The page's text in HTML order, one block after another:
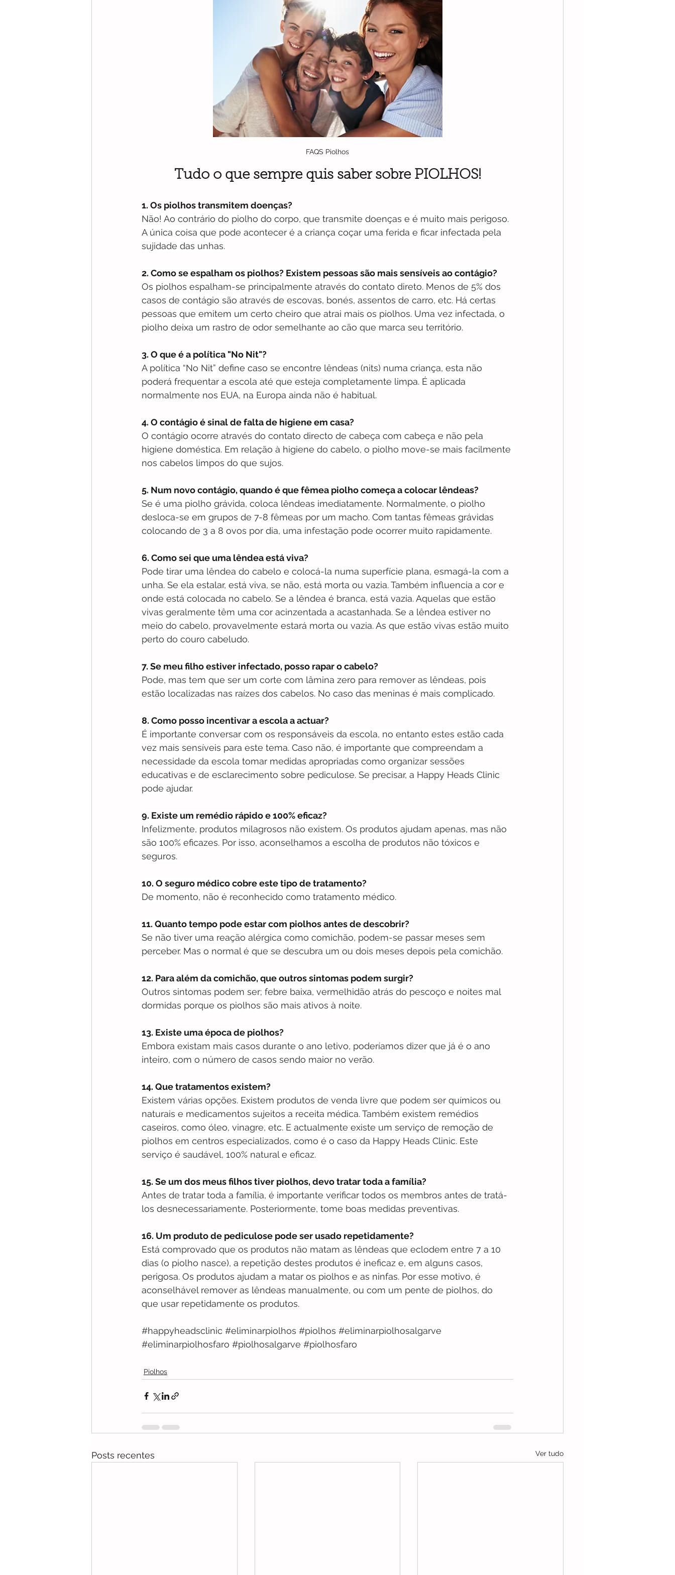
FAQS Piolhos
Tudo o que sempre quis saber sobre PIOLHOS!
1. Os piolhos transmitem doenças?
Não! Ao contrário do piolho do corpo, que transmite doenças e é muito mais perigoso.
A única coisa que pode acontecer é a criança coçar uma ferida e ficar infectada pela
sujidade das unhas.
2. Como se espalham os piolhos? Existem pessoas são mais sensíveis ao contágio?
Os piolhos espalham-se principalmente através do contato direto. Menos de 5% dos
casos de contágio são através de escovas, bonés, assentos de carro, etc. Há certas
pessoas que emitem um certo cheiro que atrai mais os piolhos. Uma vez infectada, o
piolho deixa um rastro de odor semelhante ao cão que marca seu território.
3. O que é a política "No Nit"?
A política “No Nit” define caso se encontre lêndeas (nits) numa criança, esta não
poderá frequentar a escola até que esteja completamente limpa. É aplicada
normalmente nos EUA, na Europa ainda não é habitual.
4. O contágio é sinal de falta de higiene em casa?
O contágio ocorre através do contato directo de cabeça com cabeça e não pela
higiene doméstica. Em relação à higiene do cabelo, o piolho move-se mais facilmente
nos cabelos limpos do que sujos.
5. Num novo contágio, quando é que fêmea piolho começa a colocar lêndeas?
Se é uma piolho grávida, coloca lêndeas imediatamente. Normalmente, o piolho
desloca-se em grupos de 7-8 fêmeas por um macho. Com tantas fêmeas grávidas
colocando de 3 a 8 ovos por dia, uma infestação pode ocorrer muito rapidamente.
6. Como sei que uma lêndea está viva?
Pode tirar uma lêndea do cabelo e colocá-la numa superfície plana, esmagá-la com a
unha. Se ela estalar, está viva, se não, está morta ou vazia. Também influencia a cor e
onde está colocada no cabelo. Se a lêndea é branca, está vazia. Aquelas que estão
vivas geralmente têm uma cor acinzentada a acastanhada. Se a lêndea estiver no
meio do cabelo, provavelmente estará morta ou vazia. As que estão vivas estão muito
perto do couro cabeludo.
7. Se meu filho estiver infectado, posso rapar o cabelo?
Pode, mas tem que ser um corte com lâmina zero para remover as lêndeas, pois
estão localizadas nas raízes dos cabelos. No caso das meninas é mais complicado.
8. Como posso incentivar a escola a actuar?
É importante conversar com os responsáveis da escola, no entanto estes estão cada
vez mais sensíveis para este tema. Caso não, é importante que compreendam a
necessidade da escola tomar medidas apropriadas como organizar sessões
educativas e de esclarecimento sobre pediculose. Se precisar, a Happy Heads Clinic
pode ajudar.
9. Existe um remédio rápido e 100% eficaz?
Infelizmente, produtos milagrosos não existem. Os produtos ajudam apenas, mas não
são 100% eficazes. Por isso, aconselhamos a escolha de produtos não tóxicos e
seguros.
10. O seguro médico cobre este tipo de tratamento?
De momento, não é reconhecido como tratamento médico.
11. Quanto tempo pode estar com piolhos antes de descobrir?
Se não tiver uma reação alérgica como comichão, podem-se passar meses sem
perceber. Mas o normal é que se descubra um ou dois meses depois pela comichão.
12. Para além da comichão, que outros sintomas podem surgir?
Outros sintomas podem ser; febre baixa, vermelhidão atrás do pescoço e noites mal
dormidas porque os piolhos são mais ativos à noite.
13. Existe uma época de piolhos?
Embora existam mais casos durante o ano letivo, poderíamos dizer que já é o ano
inteiro, com o número de casos sendo maior no verão.
14. Que tratamentos existem?
Existem várias opções. Existem produtos de venda livre que podem ser químicos ou
naturais e medicamentos sujeitos a receita médica. Também existem remédios
caseiros, como óleo, vinagre, etc. E actualmente existe um serviço de remoção de
piolhos em centros especializados, como é o caso da Happy Heads Clinic. Este
serviço é saudável, 100% natural e eficaz.
15. Se um dos meus filhos tiver piolhos, devo tratar toda a família?
Antes de tratar toda a família, é importante verificar todos os membros antes de tratá-
los desnecessariamente. Posteriormente, tome boas medidas preventivas.
16. Um produto de pediculose pode ser usado repetidamente?
Está comprovado que os produtos não matam as lêndeas que eclodem entre 7 a 10
dias (o piolho nasce), a repetição destes produtos é ineficaz e, em alguns casos,
perigosa. Os produtos ajudam a matar os piolhos e as ninfas. Por esse motivo, é
aconselhável remover as lêndeas manualmente, ou com um pente de piolhos, do
que usar repetidamente os produtos.
#happyheadsclinic #eliminarpiolhos #piolhos #eliminarpiolhosalgarve
#eliminarpiolhosfaro #piolhosalgarve #piolhosfaro
Piolhos
Posts recentes Ver tudo